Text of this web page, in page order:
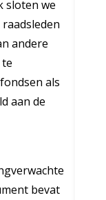
sloten we
andere
als
aan de
bevat